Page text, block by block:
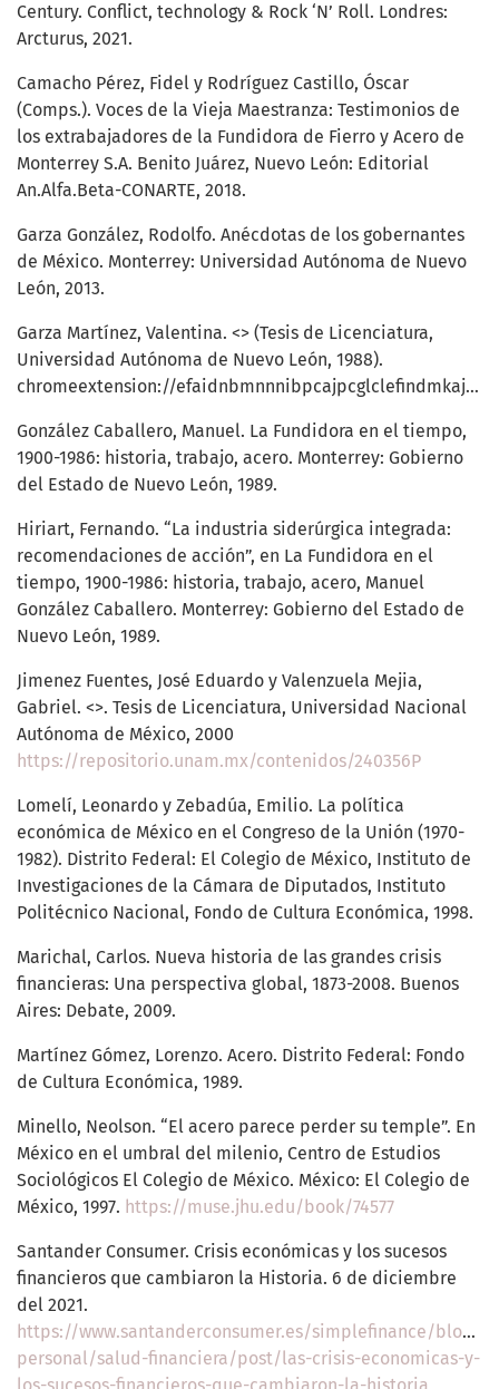
Century. Conflict, technology & Rock ‘N’ Roll. Londres:
Arcturus, 2021.
Camacho Pérez, Fidel y Rodríguez Castillo, Óscar
(Comps.). Voces de la Vieja Maestranza: Testimonios de
los extrabajadores de la Fundidora de Fierro y Acero de
Monterrey S.A. Benito Juárez, Nuevo León: Editorial
An.Alfa.Beta-CONARTE, 2018.
Garza González, Rodolfo. Anécdotas de los gobernantes
de México. Monterrey: Universidad Autónoma de Nuevo
León, 2013.
Garza Martínez, Valentina. <> (Tesis de Licenciatura,
Universidad Autónoma de Nuevo León, 1988).
chromeextension://efaidnbmnnnibpcajpcglclefindmkaj/
González Caballero, Manuel. La Fundidora en el tiempo,
1900-1986: historia, trabajo, acero. Monterrey: Gobierno
del Estado de Nuevo León, 1989.
Hiriart, Fernando. “La industria siderúrgica integrada:
recomendaciones de acción”, en La Fundidora en el
tiempo, 1900-1986: historia, trabajo, acero, Manuel
González Caballero. Monterrey: Gobierno del Estado de
Nuevo León, 1989.
Jimenez Fuentes, José Eduardo y Valenzuela Mejia,
Gabriel. <>. Tesis de Licenciatura, Universidad Nacional
Autónoma de México, 2000
https://repositorio.unam.mx/contenidos/240356P
Lomelí, Leonardo y Zebadúa, Emilio. La política
económica de México en el Congreso de la Unión (1970-
1982). Distrito Federal: El Colegio de México, Instituto de
Investigaciones de la Cámara de Diputados, Instituto
Politécnico Nacional, Fondo de Cultura Económica, 1998.
Marichal, Carlos. Nueva historia de las grandes crisis
financieras: Una perspectiva global, 1873-2008. Buenos
Aires: Debate, 2009.
Martínez Gómez, Lorenzo. Acero. Distrito Federal: Fondo
de Cultura Económica, 1989.
Minello, Neolson. “El acero parece perder su temple”. En
México en el umbral del milenio, Centro de Estudios
Sociológicos El Colegio de México. México: El Colegio de
México, 1997. https://muse.jhu.edu/book/74577
Santander Consumer. Crisis económicas y los sucesos
financieros que cambiaron la Historia. 6 de diciembre
del 2021.
https://www.santanderconsumer.es/simplefinance/blog/
personal/salud-financiera/post/las-crisis-economicas-y-